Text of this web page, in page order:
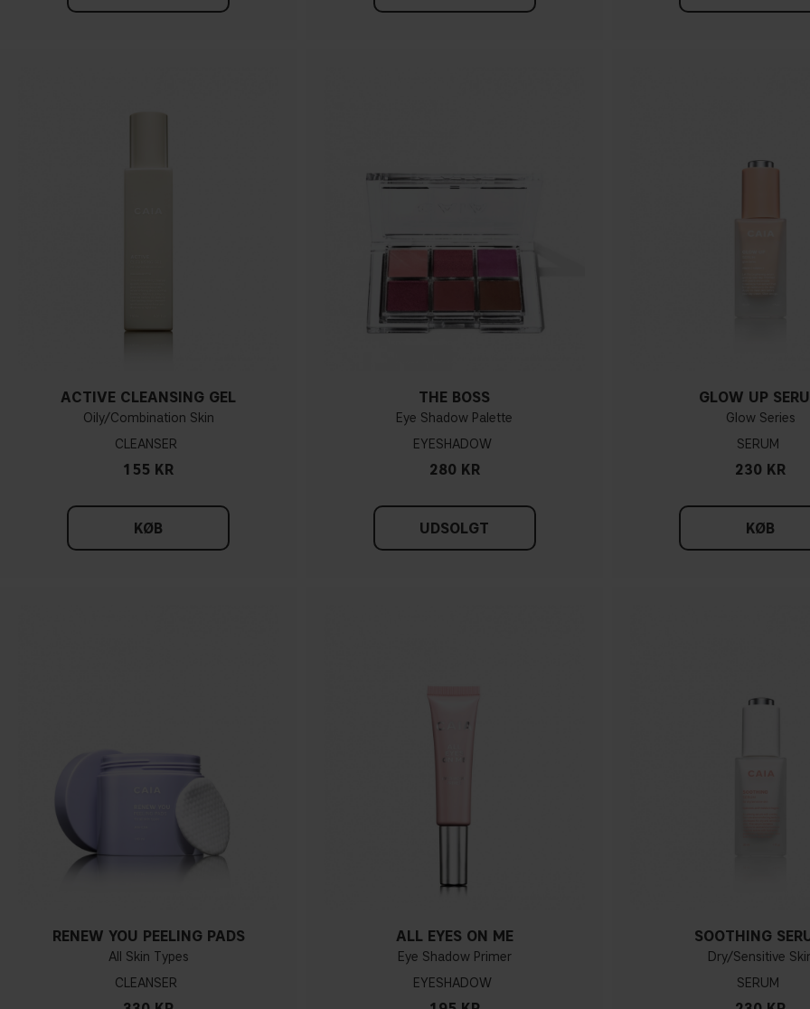
ACTIVE CLEANSING GEL
Oily/Combination Skin
CLEANSER
155 KR
KØB
THE BOSS
Eye Shadow Palette
EYESHADOW
280 KR
UDSOLGT
GLOW UP
Glow Series
SERUM
230 KR
KØB
RENEW YOU PEELING PADS
All Skin Types
CLEANSER
ALL EYES ON ME
Eye Shadow Primer
EYESHADOW
SOOTHING
Dry/Sensitive
SERUM